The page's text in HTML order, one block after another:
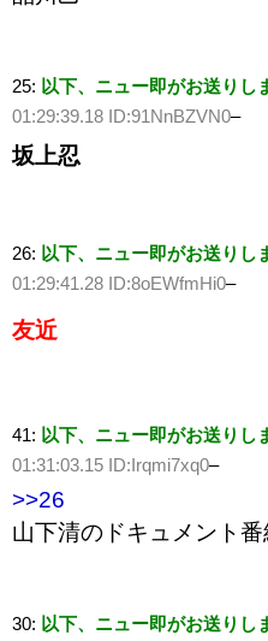
25: 以下、ニュー即がお送りし
01:29:39.18 ID:91NnBZVN0–
坂上忍
26: 以下、ニュー即がお送りし
01:29:41.28 ID:8oEWfmHi0–
友近
41: 以下、ニュー即がお送りし
01:31:03.15 ID:Irqmi7xq0–
>>26
山下清のドキュメント
30: 以下、ニュー即がお送りし